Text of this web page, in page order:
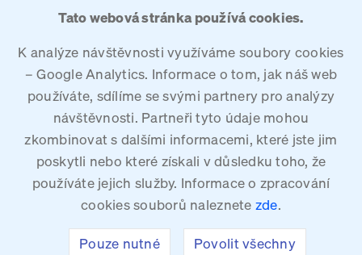
Tato webová stránka používá cookies.
K analýze návštěvnosti využíváme soubory cookies
– Google Analytics. Informace o tom, jak náš web
používáte, sdílíme se svými partnery pro analýzy
návštěvnosti. Partneři tyto údaje mohou
zkombinovat s dalšími informacemi, které jste jim
poskytli nebo které získali v důsledku toho, že
používáte jejich služby. Informace o zpracování
cookies souborů naleznete zde.
Pouze nutné Povolit všechny